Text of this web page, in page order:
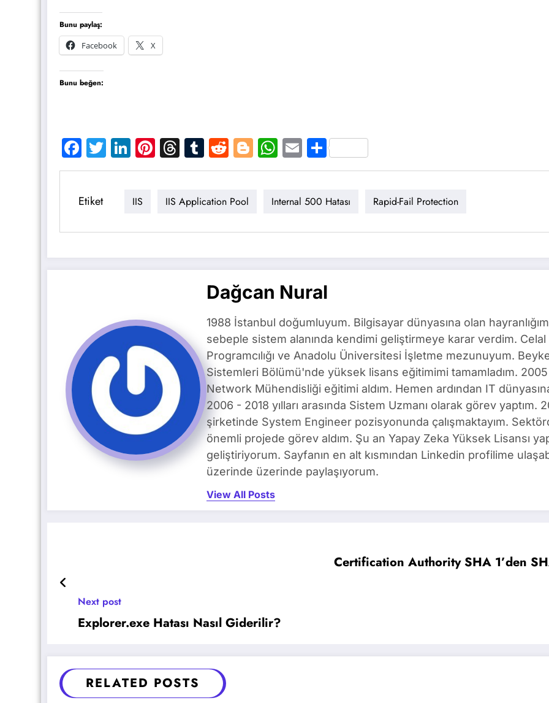
Bunu paylaş:
Facebook
X
Bunu beğen:
Facebook
TwitterLinkedIn
Pinterest
Threads
Tumblr
RedditBlogger
WhatsApp
EmailShare
Etiket IIS IIS Application Pool Internal 500 Hatası Rapid-Fail Protection
Dağcan Nural
1988 İstanbul doğumluyum. Bilgisayar dünyasına olan
sebeple sistem alanında kendimi geliştirmeye karar verdim.
Programcılığı ve Anadolu Üniversitesi İşletme mezunuyum.
Sistemleri Bölümü'nde yüksek lisans eğitimimi tamamladım. 2005
Network Mühendisliği eğitimi aldım. Hemen ardından IT
2006 - 2018 yılları arasında Sistem Uzmanı olarak görev yaptım.
şirketinde System Engineer pozisyonunda çalışmaktayım.
önemli projede görev aldım. Şu an Yapay Zeka Yüksek Lisansı
geliştiriyorum. Sayfanın en alt kısmından Linkedin profilime
üzerinde üzerinde paylaşıyorum.
View All Posts
Certification Authority SHA 1’den
Next post
Explorer.exe Hatası Nasıl Giderilir?
RELATED POSTS